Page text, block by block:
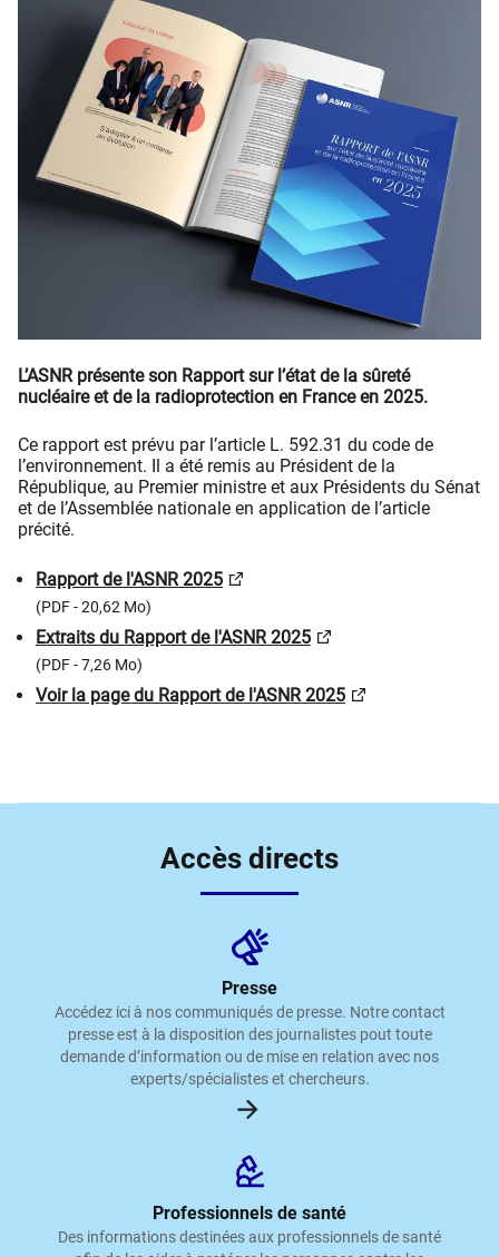
L’ASNR présente son Rapport sur l’état de la sûreté
nucléaire et de la radioprotection en France en 2025.
Ce rapport est prévu par l’article L. 592.31 du code de
l’environnement. Il a été remis au Président de la
République, au Premier ministre et aux Présidents du Sénat
et de l’Assemblée nationale en application de l’article
précité.
Rapport de l'ASNR 2025
(PDF - 20,62 Mo)
Extraits du Rapport de l'ASNR 2025
(PDF - 7,26 Mo)
Voir la page du Rapport de l'ASNR 2025
Accès directs
Presse
Accédez ici à nos communiqués de presse. Notre contact
presse est à la disposition des journalistes pout toute
demande d’information ou de mise en relation avec nos
experts/spécialistes et chercheurs.
Professionnels de santé
Des informations destinées aux professionnels de santé